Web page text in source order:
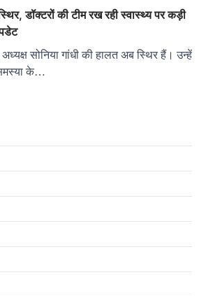
डॉक्टरों की टीम रख रही स्वास्थ्य पर कड़ी
सोनिया गांधी की हालत अब स्थिर हैं। उन्हें
समस्या के…